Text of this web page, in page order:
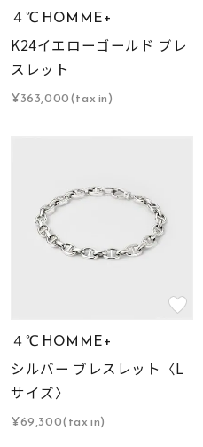
４℃ HOMME+
K24イエローゴールド ブレ
スレット
¥363,000(tax in)
４℃ HOMME+
シルバー ブレスレット〈L
サイズ〉
¥69,300(tax in)